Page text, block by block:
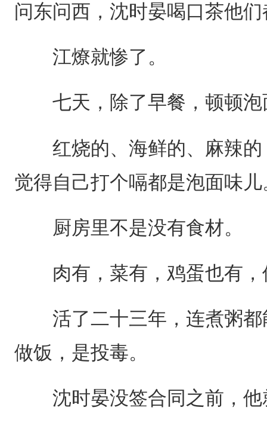
问东问西，沈时晏喝口茶他
江燎就惨了。
七天，除了早餐，顿顿泡
红烧的、海鲜的、麻辣的
觉得自己打个嗝都是泡面味儿
厨房里不是没有食材。
肉有，菜有，鸡蛋也有，
活了二十三年，连煮粥都
做饭，是投毒。
沈时晏没签合同之前，他